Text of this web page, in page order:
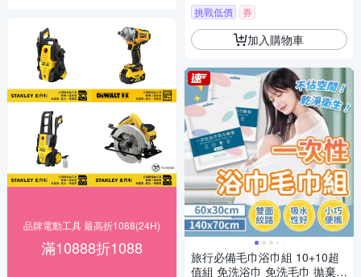
品牌電動工具 最高折1088(24H)
滿10888折1088
挑戰低價 券
加入購物車
旅行必備毛巾浴巾組 10+10超
值組 免洗浴巾 免洗毛巾 拋棄式